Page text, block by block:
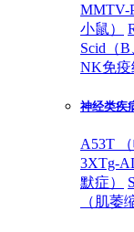
MMTV-
小鼠）
Scid（
NK免疫
神经类疾
A53T
3XTg-
默症）
（肌萎